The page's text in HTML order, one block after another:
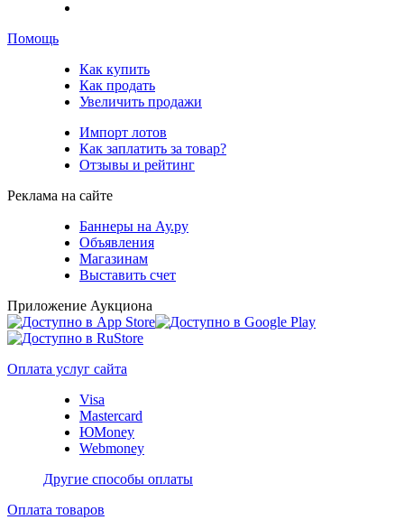
Помощь
Как купить
Как продать
Увеличить продажи
Импорт лотов
Как заплатить за товар?
Отзывы и рейтинг
Реклама на сайте
Баннеры на Ау.ру
Объявления
Магазинам
Выставить счет
Приложение Аукциона
Оплата услуг сайта
Visa
Mastercard
ЮMoney
Webmoney
Другие способы оплаты
Оплата товаров